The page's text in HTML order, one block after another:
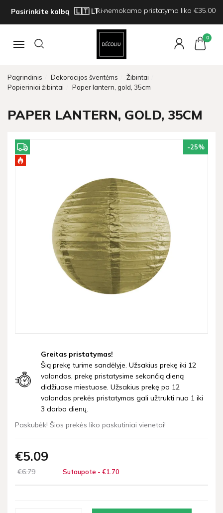
Pasirinkite kalbą Iki nemokamo pristatymo liko €35.00
Navigacija
0
Pagrindinis Dekoracijos šventėms
Žibintai
Popieriniai žibintai
Paper lantern, gold, 35cm
PAPER LANTERN, GOLD, 35CM
-25%
Greitas pristatymas!
Šią prekę turime sandėlyje. Užsakius prekę iki 12
valandos, prekę pristatysime sekančią dieną
didžiuose miestuose. Užsakius prekę po 12
valandos prekės pristatymas gali užtrukti nuo 1 iki
3 darbo dienų.
Paskubėk! Šios prekės liko paskutiniai vienetai!
€5 09
€679 Sutaupote - €1 70